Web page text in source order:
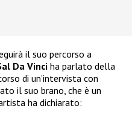
il suo percorso a
Da Vinci ha parlato della
di un’intervista con
il suo brano, che è un
ha dichiarato: